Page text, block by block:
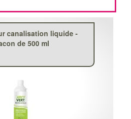
canalisation liquide -
de 500 ml